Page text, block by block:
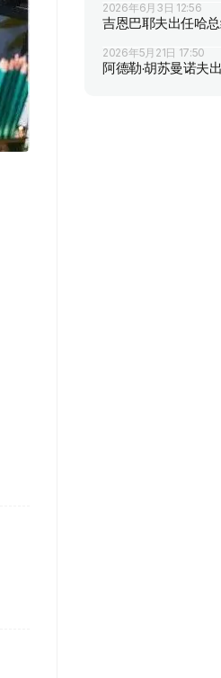
2026年6月3日 12:56
吉恩巴耶夫出任哈
2026年5月21日 17:50
阿德勒·胡苏曼诺夫